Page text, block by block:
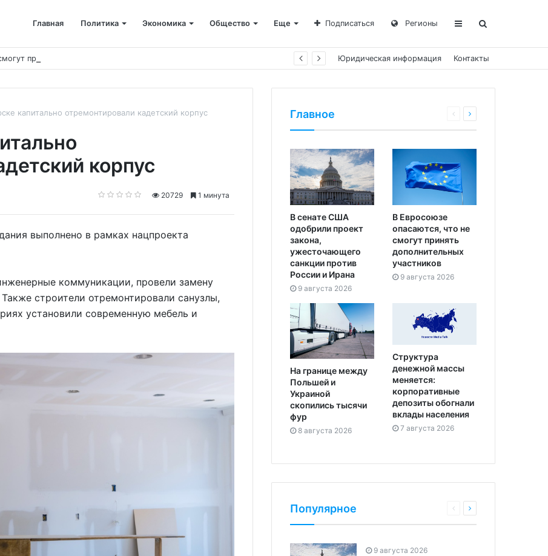
Главная Политика Экономика Общество Еще Подписаться Регионы
принять дополнительных участников Юридическая информация Контакты
капитально отремонтировали кадетский корпус
корпус
20729 1 минута
выполнено в рамках нацпроекта
коммуникации, провели замену
строители отремонтировали санузлы,
установили современную мебель и
Главное
В сенате США
одобрили проект
закона,
ужесточающего
санкции против
России и Ирана
9 августа 2026
В Евросоюзе
опасаются, что не
смогут принять
дополнительных
участников
9 августа 2026
На границе между
Польшей и
Украиной
скопились тысячи
фур
8 августа 2026
Структура
денежной массы
меняется:
корпоративные
депозиты обогнали
вклады населения
7 августа 2026
Популярное
9 августа 2026